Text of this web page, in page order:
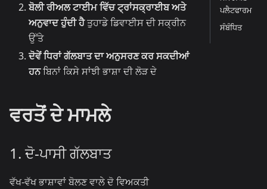
ਬੋਲੀ ਰੀਅਲ ਟਾਈਮ ਵਿੱਚ ਟ੍ਰਾਂਸਕ੍ਰਾਈਬ ਅਤੇ
ਅਨੁਵਾਦ ਹੁੰਦੀ ਹੈਤੁਹਾਡੇ ਡਿਵਾਈਸ ਦੀ ਸਕ੍ਰੀਨ
ਉੱਤੇ
ਦੋਵੇਂ ਧਿਰਾਂ ਗੱਲਬਾਤ ਦਾ ਅਨੁਸਰਣ ਕਰ ਸਕਦੀਆਂ
ਹਨਬਿਨਾਂ ਕਿਸੇ ਸਾਂਝੀ ਭਾਸ਼ਾ ਦੀ ਲੋੜ ਦੇ
ਵਰਤੋਂ ਦੇ ਮਾਮਲੇ
1. ਦੋ-ਪਾਸੀ ਗੱਲਬਾਤ
ਵੱਖ-ਵੱਖ ਭਾਸ਼ਾਵਾਂ ਬੋਲਣ ਵਾਲੇ ਦੋ ਵਿਅਕਤੀ
ਪਲੈਟਫਾਰਮ
ਸੰਬੰਧਿਤ